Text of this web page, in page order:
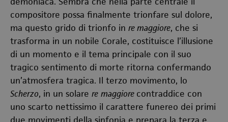
compositore possa finalmente trionfare sul dolore,
ma questo grido di trionfo in re maggiore, che si
trasforma in un nobile Corale, costituisce l’illusione
di un momento e il tema principale con il suo
tragico sentimento di morte ritorna confermando
un’atmosfera tragica. Il terzo movimento, lo
Scherzo, in un solare re maggiore contraddice con
uno scarto nettissimo il carattere funereo dei primi